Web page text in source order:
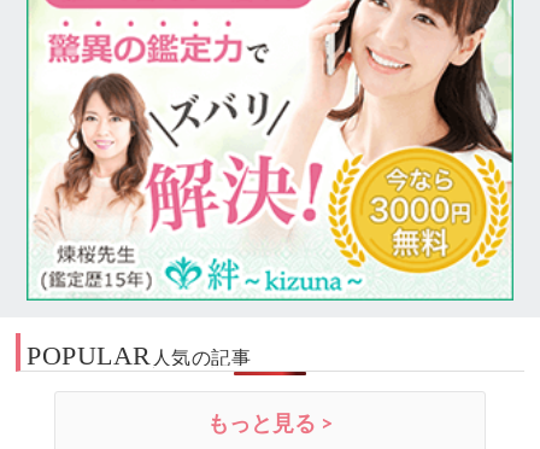
POPULAR 人気の記事
もっと見る >